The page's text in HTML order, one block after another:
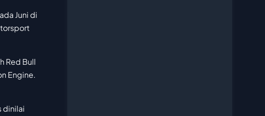
Juni di
Red Bull
Engine.
dinilai